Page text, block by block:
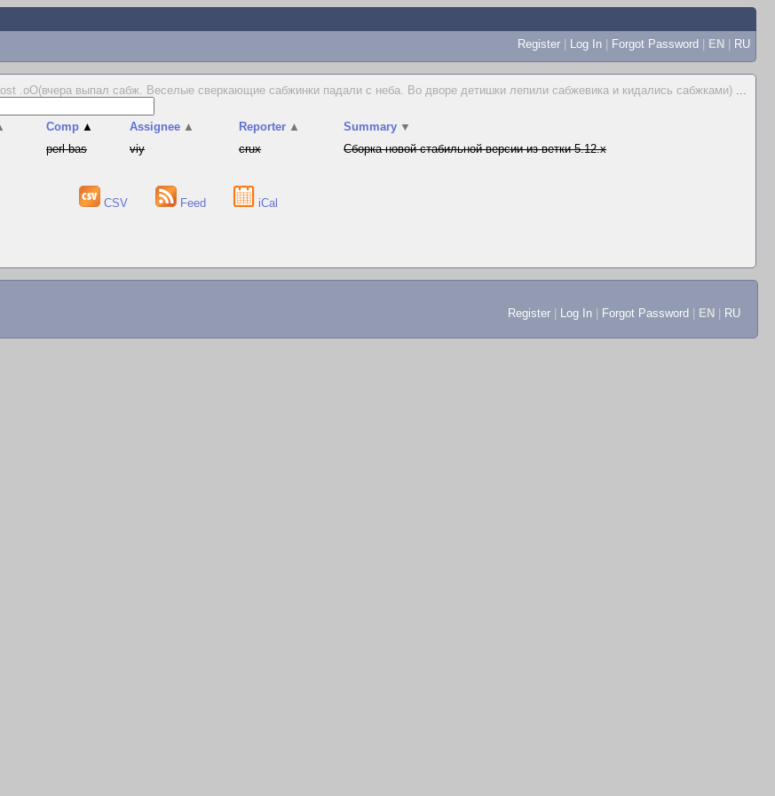
Register | Log In | Forgot Password | EN | RU
.oO(вчера выпал сабж. Веселые сверкающие сабжинки падали с неба. Во дворе детишки лепили сабжевика и кидались сабжками) ...
Comp ▲ Assignee ▲ Reporter ▲ Summary ▼
perl-bas viy crux Сборка новой стабильной версии из ветки 5.12.x
CSV Feed iCal
Register Log In Forgot Password EN RU